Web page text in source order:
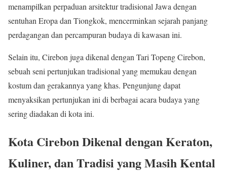
menampilkan perpaduan arsitektur tradisional Jawa dengan
sentuhan Eropa dan Tiongkok, mencerminkan sejarah panjang
perdagangan dan percampuran budaya di kawasan ini.
Selain itu, Cirebon juga dikenal dengan Tari Topeng Cirebon,
sebuah seni pertunjukan tradisional yang memukau dengan
kostum dan gerakannya yang khas. Pengunjung dapat
menyaksikan pertunjukan ini di berbagai acara budaya yang
sering diadakan di kota ini.
Kota Cirebon Dikenal dengan Keraton,
Kuliner, dan Tradisi yang Masih Kental